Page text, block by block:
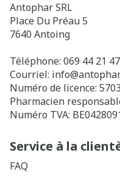
Antophar SRL
Place Du Préau 5
7640 Antoing
Téléphone: 069 44 21 47
Courriel: info@
Numéro de licence:
Pharmacien
Numéro TVA:
Service à la
FAQ